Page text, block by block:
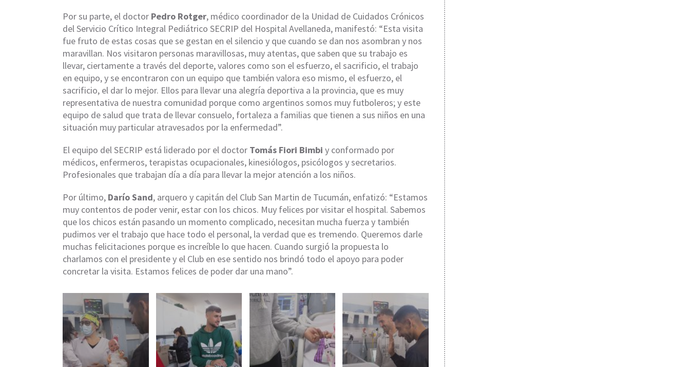
Por su parte, el doctor Pedro Rotger, médico coordinador de la Unidad de Cuidados Crónicos
del Servicio Crítico Integral Pediátrico SECRIP del Hospital Avellaneda, manifestó: “Esta visita
fue fruto de estas cosas que se gestan en el silencio y que cuando se dan nos asombran y nos
maravillan. Nos visitaron personas maravillosas, muy atentas, que saben que su trabajo es
llevar, ciertamente a través del deporte, valores como son el esfuerzo, el sacrificio, el trabajo
en equipo, y se encontraron con un equipo que también valora eso mismo, el esfuerzo, el
sacrificio, el dar lo mejor. Ellos para llevar una alegría deportiva a la provincia, que es muy
representativa de nuestra comunidad porque como argentinos somos muy futboleros; y este
equipo de salud que trata de llevar consuelo, fortaleza a familias que tienen a sus niños en una
situación muy particular atravesados por la enfermedad”.
El equipo del SECRIP está liderado por el doctor Tomás Fiori Bimbi y conformado por
médicos, enfermeros, terapistas ocupacionales, kinesiólogos, psicólogos y secretarios.
Profesionales que trabajan día a día para llevar la mejor atención a los niños.
Por último, Darío Sand, arquero y capitán del Club San Martin de Tucumán, enfatizó: “Estamos
muy contentos de poder venir, estar con los chicos. Muy felices por visitar el hospital. Sabemos
que los chicos están pasando un momento complicado, necesitan mucha fuerza y también
pudimos ver el trabajo que hace todo el personal, la verdad que es tremendo. Queremos darle
muchas felicitaciones porque es increíble lo que hacen. Cuando surgió la propuesta lo
charlamos con el presidente y el Club en ese sentido nos brindó todo el apoyo para poder
concretar la visita. Estamos felices de poder dar una mano”.